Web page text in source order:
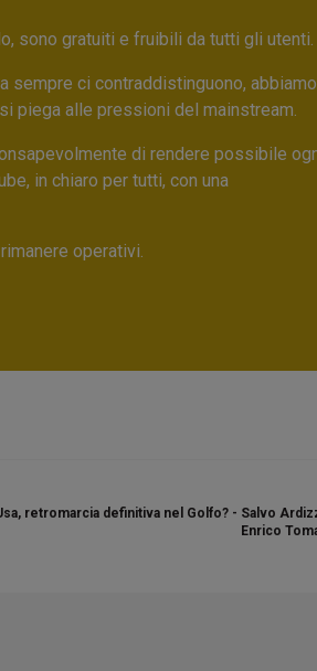
sono gratuiti e fruibili da tutti gli utenti.
sempre ci contraddistinguono, abbiamo
piega alle pressioni del mainstream.
di rendere possibile
in chiaro per tutti, con una
operativi.
retromarcia definitiva nel Golfo? - Salvo
Enrico